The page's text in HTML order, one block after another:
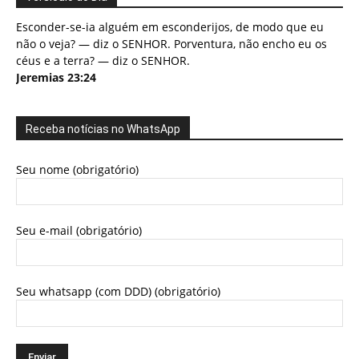
Esconder-se-ia alguém em esconderijos, de modo que eu
não o veja? — diz o SENHOR. Porventura, não encho eu os
céus e a terra? — diz o SENHOR.
Jeremias 23:24
Receba notícias no WhatsApp
Seu nome (obrigatório)
Seu e-mail (obrigatório)
Seu whatsapp (com DDD) (obrigatório)